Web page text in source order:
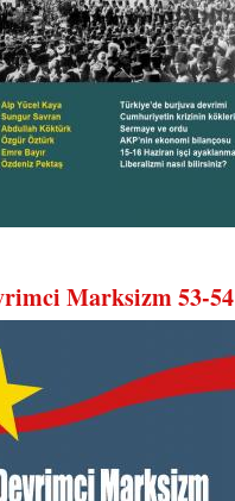
Marksizm 53-54